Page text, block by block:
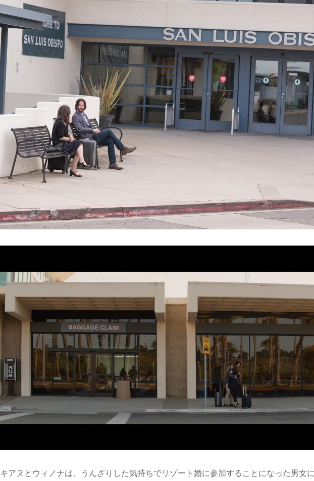
キアヌとウィノナは、うんざりした気持ちでリゾート婚に参加することになった男女に